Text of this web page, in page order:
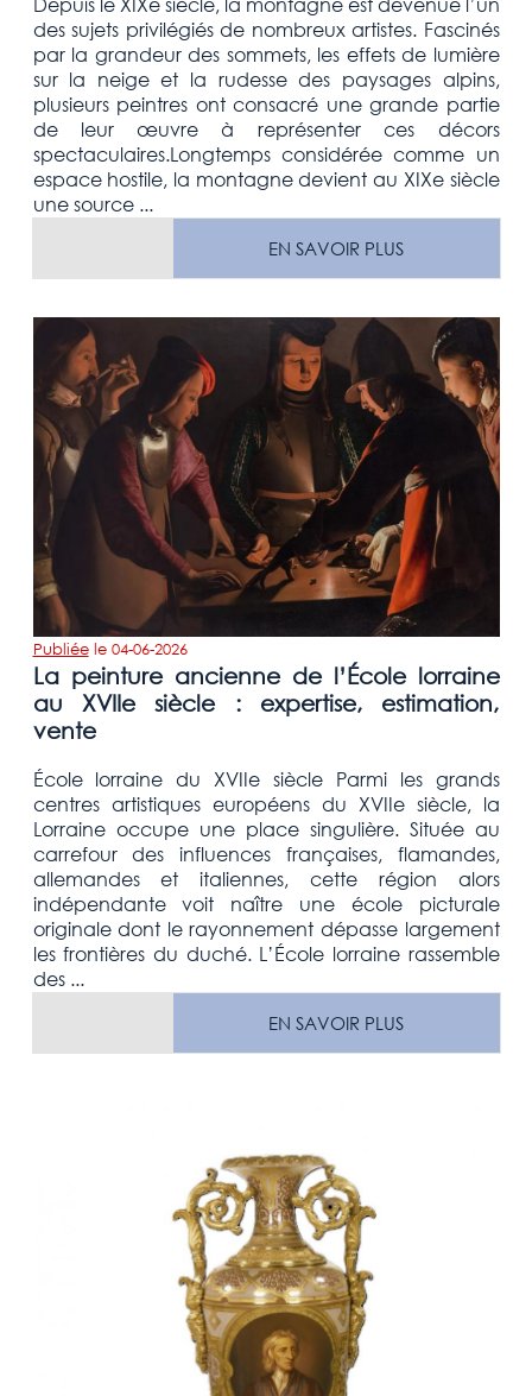
des sujets privilégiés de nombreux artistes. Fascinés
par la grandeur des sommets, les effets de lumière
sur la neige et la rudesse des paysages alpins,
plusieurs peintres ont consacré une grande partie
de leur œuvre à représenter ces décors
spectaculaires.Longtemps considérée comme un
espace hostile, la montagne devient au XIXe siècle
une source ...
EN SAVOIR PLUS
Publiéele 04-06-2026
La peinture ancienne de l’École lorraine
au XVIIe siècle : expertise, estimation,
vente
École lorraine du XVIIe siècle Parmi les grands
centres artistiques européens du XVIIe siècle, la
Lorraine occupe une place singulière. Située au
carrefour des influences françaises, flamandes,
allemandes et italiennes, cette région alors
indépendante voit naître une école picturale
originale dont le rayonnement dépasse largement
les frontières du duché. L’École lorraine rassemble
des ...
EN SAVOIR PLUS